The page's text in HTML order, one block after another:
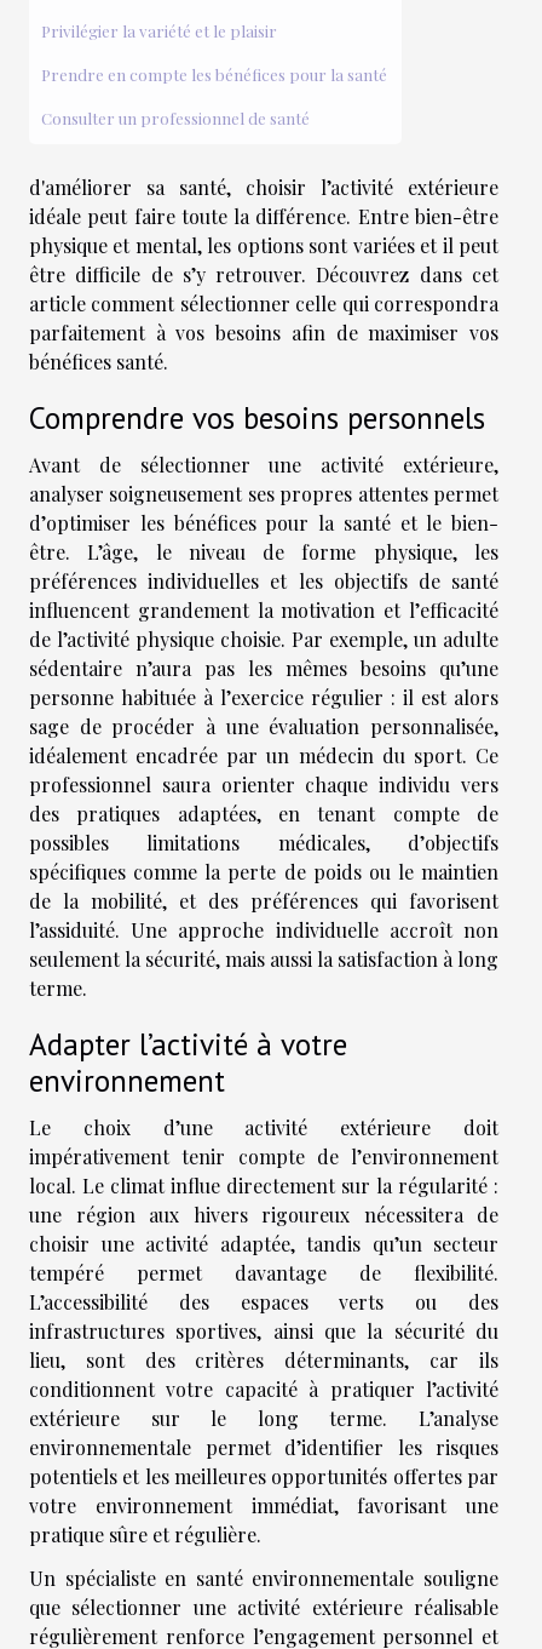
Privilégier la variété et le plaisir
Prendre en compte les bénéfices pour la santé
Consulter un professionnel de santé
d'améliorer sa santé, choisir l’activité extérieure
idéale peut faire toute la différence. Entre bien-être
physique et mental, les options sont variées et il peut
être difficile de s’y retrouver. Découvrez dans cet
article comment sélectionner celle qui correspondra
parfaitement à vos besoins afin de maximiser vos
bénéfices santé.
Comprendre vos besoins personnels
Avant de sélectionner une activité extérieure,
analyser soigneusement ses propres attentes permet
d’optimiser les bénéfices pour la santé et le bien-
être. L’âge, le niveau de forme physique, les
préférences individuelles et les objectifs de santé
influencent grandement la motivation et l’efficacité
de l’activité physique choisie. Par exemple, un adulte
sédentaire n’aura pas les mêmes besoins qu’une
personne habituée à l’exercice régulier : il est alors
sage de procéder à une évaluation personnalisée,
idéalement encadrée par un médecin du sport. Ce
professionnel saura orienter chaque individu vers
des pratiques adaptées, en tenant compte de
possibles limitations médicales, d’objectifs
spécifiques comme la perte de poids ou le maintien
de la mobilité, et des préférences qui favorisent
l’assiduité. Une approche individuelle accroît non
seulement la sécurité, mais aussi la satisfaction à long
terme.
Adapter l’activité à votre
environnement
Le choix d’une activité extérieure doit
impérativement tenir compte de l’environnement
local. Le climat influe directement sur la régularité :
une région aux hivers rigoureux nécessitera de
choisir une activité adaptée, tandis qu’un secteur
tempéré permet davantage de flexibilité.
L’accessibilité des espaces verts ou des
infrastructures sportives, ainsi que la sécurité du
lieu, sont des critères déterminants, car ils
conditionnent votre capacité à pratiquer l’activité
extérieure sur le long terme. L’analyse
environnementale permet d’identifier les risques
potentiels et les meilleures opportunités offertes par
votre environnement immédiat, favorisant une
pratique sûre et régulière.
Un spécialiste en santé environnementale souligne
que sélectionner une activité extérieure réalisable
régulièrement renforce l’engagement personnel et